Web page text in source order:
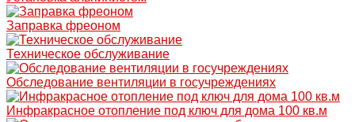
Заправка фреоном
Техническое обслуживание
Обследование вентиляции в госучреждениях
Инфракрасное отопление под ключ для дома 100 кв.м